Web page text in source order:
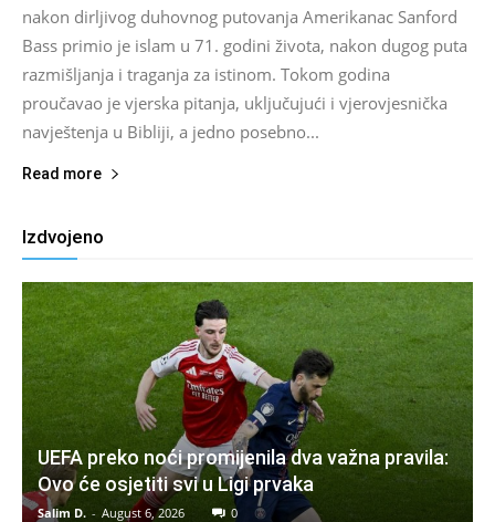
nakon dirljivog duhovnog putovanja Amerikanac Sanford
Bass primio je islam u 71. godini života, nakon dugog puta
razmišljanja i traganja za istinom. Tokom godina
proučavao je vjerska pitanja, uključujući i vjerovjesnička
navještenja u Bibliji, a jedno posebno...
Read more
Izdvojeno
UEFA preko noći promijenila dva važna pravila:
Ovo će osjetiti svi u Ligi prvaka
Salim D. - August 6, 2026 0